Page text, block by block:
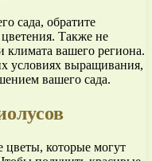
сада, обратите
Также не
климата вашего региона.
условиях выращивания,
вашего сада.
которые могут